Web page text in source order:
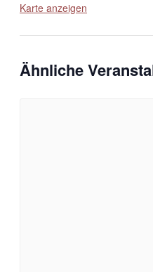
Karte anzeigen
Ähnliche